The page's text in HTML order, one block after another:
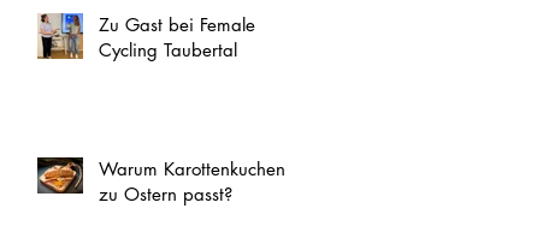
Zu Gast bei Female
Cycling Taubertal
Warum Karottenkuchen
zu Ostern passt?